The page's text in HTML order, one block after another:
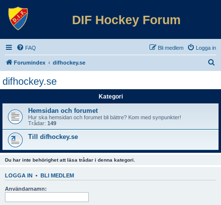
DIF Hockey Forum
FAQ Logga in
Bli medlem
Forumindex difhockey.se
difhockey.se
Kategori
Hemsidan och forumet
Hur ska hemsidan och forumet bli bättre? Kom med synpunkter!
Trådar: 149
Till difhockey.se
Du har inte behörighet att läsa trådar i denna kategori.
LOGGA IN • BLI MEDLEM
Användarnamn: